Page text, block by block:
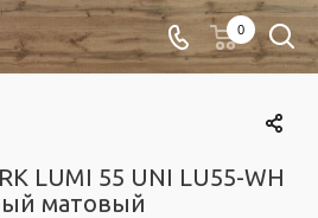
0
LUMI 55 UNI LU55-WH
матовый